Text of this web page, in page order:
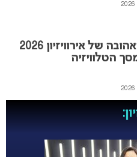
הדמות האהובה של אירוויזיון 2026
הטלוויזיה